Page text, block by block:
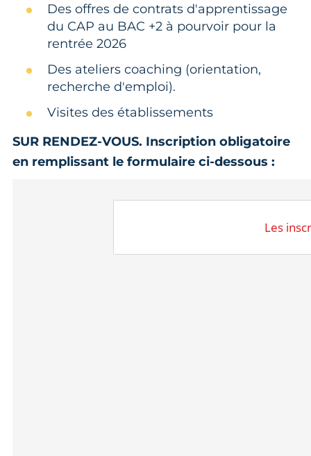
Des offres de contrats d'apprentissage
du CAP au BAC +2 à pourvoir pour la
rentrée 2026
Des ateliers coaching (orientation,
recherche d'emploi).
Visites des établissements
SUR RENDEZ-VOUS. Inscription obligatoire
en remplissant le formulaire ci-dessous :